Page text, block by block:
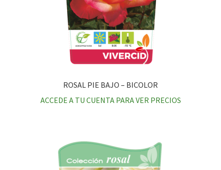
ROSAL PIE BAJO – BICOLOR
ACCEDE A TU CUENTA PARA VER PRECIOS